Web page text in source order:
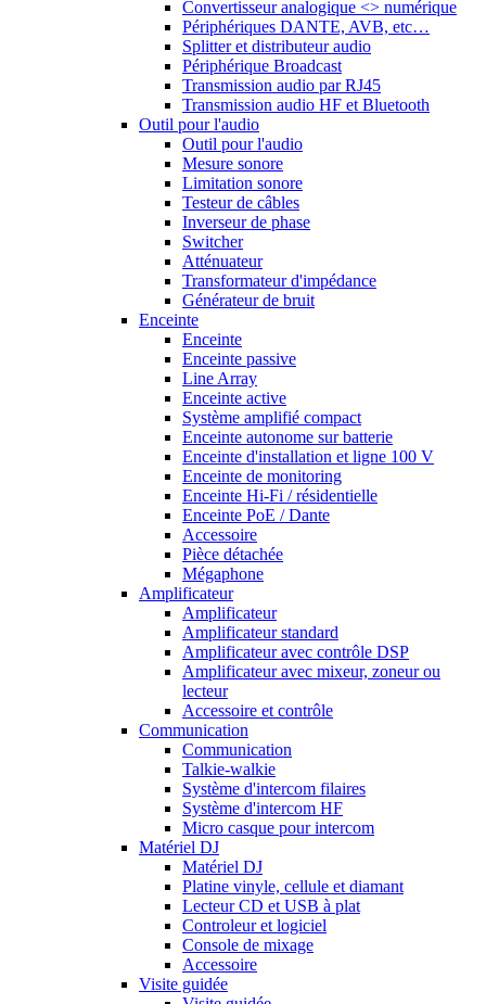
Convertisseur analogique <> numérique
Périphériques DANTE, AVB, etc…
Splitter et distributeur audio
Périphérique Broadcast
Transmission audio par RJ45
Transmission audio HF et Bluetooth
Outil pour l'audio
Outil pour l'audio
Mesure sonore
Limitation sonore
Testeur de câbles
Inverseur de phase
Switcher
Atténuateur
Transformateur d'impédance
Générateur de bruit
Enceinte
Enceinte
Enceinte passive
Line Array
Enceinte active
Système amplifié compact
Enceinte autonome sur batterie
Enceinte d'installation et ligne 100 V
Enceinte de monitoring
Enceinte Hi-Fi / résidentielle
Enceinte PoE / Dante
Accessoire
Pièce détachée
Mégaphone
Amplificateur
Amplificateur
Amplificateur standard
Amplificateur avec contrôle DSP
Amplificateur avec mixeur, zoneur ou
lecteur
Accessoire et contrôle
Communication
Communication
Talkie-walkie
Système d'intercom filaires
Système d'intercom HF
Micro casque pour intercom
Matériel DJ
Matériel DJ
Platine vinyle, cellule et diamant
Lecteur CD et USB à plat
Controleur et logiciel
Console de mixage
Accessoire
Visite guidée